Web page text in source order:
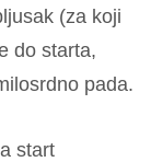
(za koji
do starta,
pada.
start